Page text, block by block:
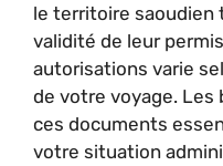
le territoire saoudien
validité de leur
autorisations varie
de votre voyage.
ces documents
votre situation